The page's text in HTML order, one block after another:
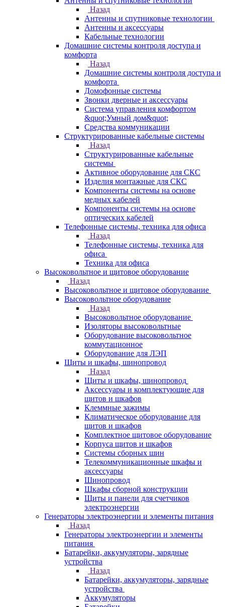
Назад
Антенны и спутниковые технологии
Антенны и аксессуары
Кабельные технологии
Домашние системы контроля доступа и
комфорта
Назад
Домашние системы контроля доступа и
комфорта
Домофонные системы
Звонки дверные и аксессуары
Система управления комфортом
&quot;Умный дом&quot;
Средства коммуникации
Структурированные кабельные системы
Назад
Структурированные кабельные
системы
Активное оборудование для СКС
Изделия монтажные для СКС
Компоненты системы на основе
медных кабелей
Компоненты системы на основе
оптических кабелей
Телефонные системы, техника для офиса
Назад
Телефонные системы, техника для
офиса
Техника для офиса
Высоковольтное и щитовое оборудование
Назад
Высоковольтное и щитовое оборудование
Высоковольтное оборудование
Назад
Высоковольтное оборудование
Изоляторы высоковольтные
Оборудование высоковольтное
коммутационное
Оборудование для ЛЭП
Щиты и шкафы, шинопровод
Назад
Щиты и шкафы, шинопровод
Аксессуары и комплектующие для
щитов и шкафов
Клеммные зажимы
Климатическое оборудование для
щитов и шкафов
Комплектное щитовое оборудование
Корпуса щитов и шкафов
Системы сборных шин
Телекоммуникационные шкафы и
аксессуары
Шинопровод
Шкафы сборной конструкции
Щиты и панели для счетчиков
электроэнергии
Генераторы электроэнергии и элементы питания
Назад
Генераторы электроэнергии и элементы
питания
Батарейки, аккумуляторы, зарядные
устройства
Назад
Батарейки, аккумуляторы, зарядные
устройства
Аккумуляторы